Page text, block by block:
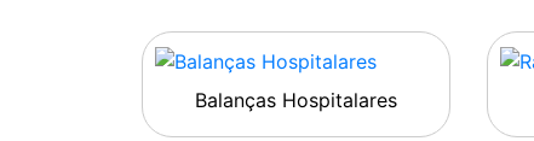
Balanças Hospitalares